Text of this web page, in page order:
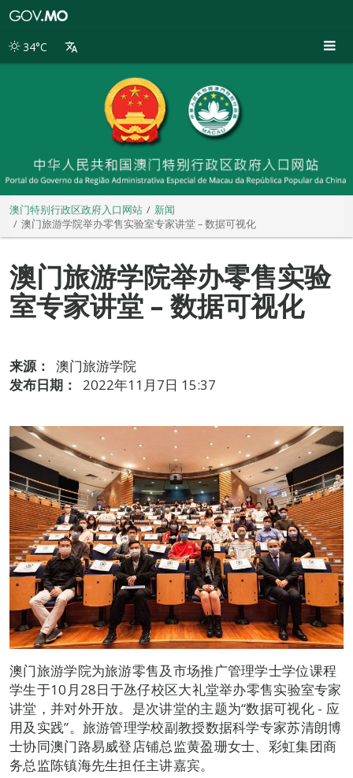
别
34°C
澳门特别行政区政府入口网站
新闻
澳门旅游学院举办零售实验室专家讲堂 – 数据可视化
澳门旅游学院举办零售实验
室专家讲堂 – 数据可视化
来源：
澳门旅游学院
发布日期：
2022年11月7日 15:37
澳门旅游学院为旅游零售及市场推广管理学士学位课程
学生于10月28日于氹仔校区大礼堂举办零售实验室专家
讲堂，并对外开放。是次讲堂的主题为“数据可视化 - 应
用及实践”。旅游管理学校副教授数据科学专家苏清朗博
士协同澳门路易威登店铺总监黄盈珊女士、彩虹集团商
务总监陈镇海先生担任主讲嘉宾。